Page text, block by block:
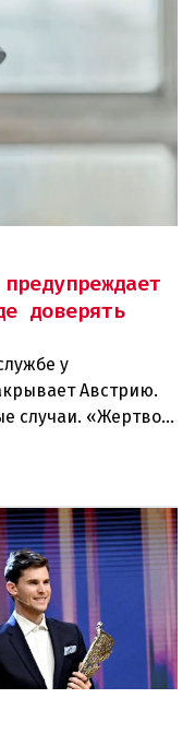
доверять
у
Австрию.
случаи. «Жертвой